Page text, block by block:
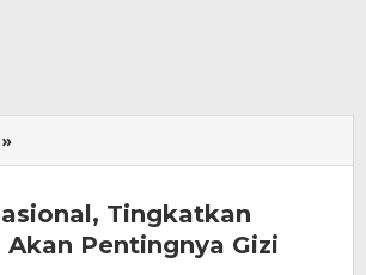
»
Gizi
Tingkatkan
Kesadaran
Tingkatkan
Akan Pentingnya Gizi